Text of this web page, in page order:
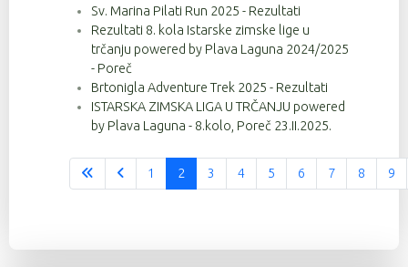
Sv. Marina Pilati Run 2025 - Rezultati
Rezultati 8. kola Istarske zimske lige u
trčanju powered by Plava Laguna 2024/2025
- Poreč
Brtonigla Adventure Trek 2025 - Rezultati
ISTARSKA ZIMSKA LIGA U TRČANJU powered
by Plava Laguna - 8.kolo, Poreč 23.II.2025.
Stranica 2 od 37
1 2 3 4 5 6 7 8 9